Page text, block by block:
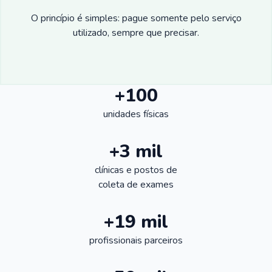
O princípio é simples: pague somente pelo serviço
utilizado, sempre que precisar.
+100
unidades físicas
+3 mil
clínicas e postos de
coleta de exames
+19 mil
profissionais parceiros